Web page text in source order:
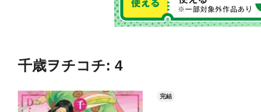
千歳ヲチコチ: 4
完結